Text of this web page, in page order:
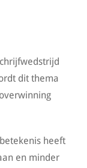
dit thema
heeft
en minder